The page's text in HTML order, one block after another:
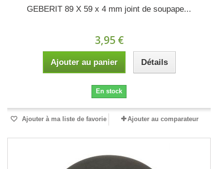
GEBERIT 89 X 59 x 4 mm joint de soupape...
3,95 €
Ajouter au panier Détails
En stock
Ajouter à ma liste de favorie Ajouter au comparateur